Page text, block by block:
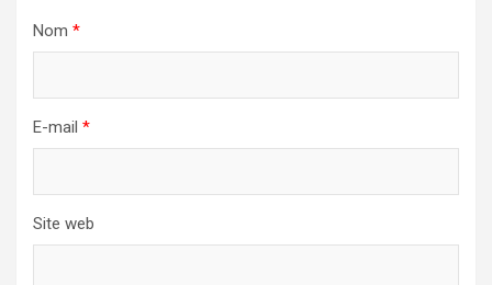
Nom *
E-mail *
Site web